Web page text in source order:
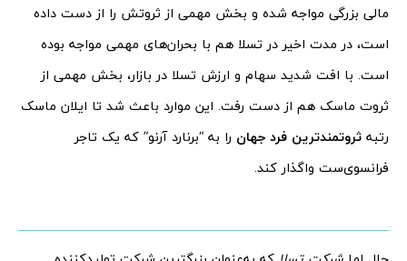
مالی بزرگی مواجه شده و بخش مهمی از ثروتش را از دست داده
است، در مدت اخیر در تسلا هم با بحران‌های مهمی مواجه بوده
است. با افت شدید سهام و ارزش تسلا در بازار، بخش مهمی از
ثروت ماسک هم از دست رفت. این موارد باعث شد تا ایلان ماسک
رتبه ثروتمندترین فرد جهان را به “برنارد آرنو” که یک تاجر
فرانسوی‌ست واگذار کند.